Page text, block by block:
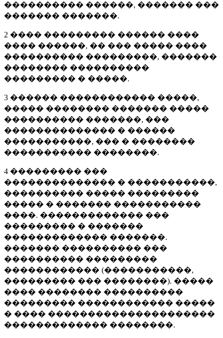
���������� ������, ������� ���
������� �������.
2 ���� ��������� ������ ����
���� ������, �� ��� ����� ����
���������� ���������, �������
�������� ����������
��������� � �����.
3 ������ ������������ �����,
����� �������� ������� �����
���������� �������, ���
�������������� � ������
�����������, ��� � ��������
����������� ��������.
4 ��������� ���
�������������� � �����������,
���������� ����� ���������
����� � ������� �����������
����. ������������� ���
��������� � �������
������������� �������.
������� ���������� ���
���������� ���������
������������ (�����������,
��������� ��� ��������). �����
���� �������� ����������
��������� ������������ �����
� ���� ���������������������
������������� ��������.